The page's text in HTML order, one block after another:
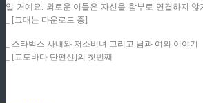
일 거예요. 외로운 이들은 자신을 함부로 연결하지 않
_ [그대는 다운로드 중]
_ 스타벅스 사내와 저소비녀 그리고 남과 여의 이야기
_ [교토바다 단편선]의 첫번째